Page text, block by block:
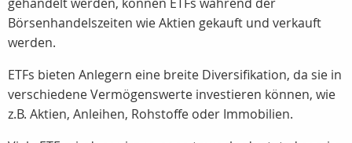
Börsenhandelszeiten wie Aktien gekauft und verkauft
werden.
ETFs bieten Anlegern eine breite Diversifikation, da sie in
verschiedene Vermögenswerte investieren können, wie
z.B. Aktien, Anleihen, Rohstoffe oder Immobilien.